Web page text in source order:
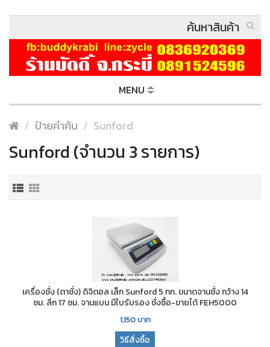
MENU
ป้ายคำค้น Sunford
Sunford (จำนวน 3 รายการ)
เครื่องชั่ง (ตาชั่ง) ดิจิตอล เล็ก Sunford 5 กก. ขนาดจานชั่ง กว้าง 14
ซม. ลึก 17 ซม. จานแบน มีใบรับรอง ชั่งซื้อ-ขายได้ FEH5000
1,150บาท
วิธีสั่งซื้อ